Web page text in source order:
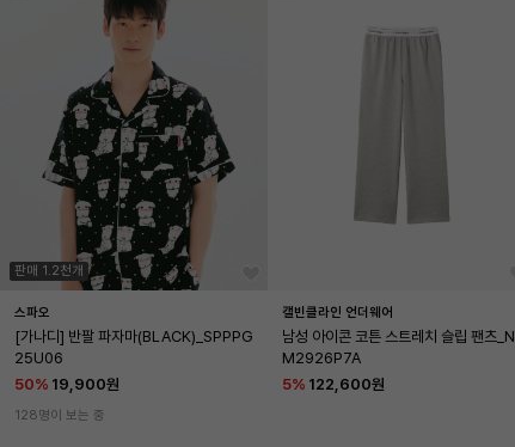
판매 1.2천개
스파오
[가나디] 반팔 파자마(BLACK)_SPPPG
25U06
50% 19,900원
128명이 보는 중
캘빈클라인 언더웨어
남성 아이콘 코튼 스트레치 슬립 팬츠_N
M2926P7A
5% 122,600원